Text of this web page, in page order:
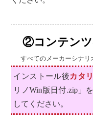
②コンテンツ
すべてのメーカーシナリ
インストール後カタ
リノWin版日付.zip」
してください。